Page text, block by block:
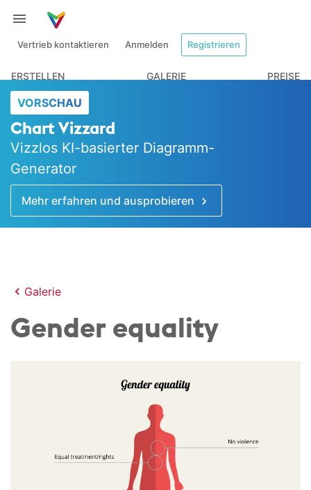
Vertrieb kontaktieren Anmelden Registrieren
ERSTELLEN GALERIE PREISE
VORSCHAU
Chart Vizzard
Vizzlos KI-basierter Diagramm-
Generator
Mehr erfahren und ausprobieren
Galerie
Gender equality